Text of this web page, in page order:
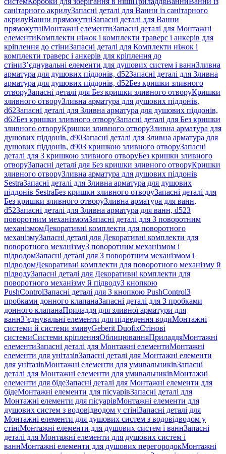
санітарного акрилуЗапасні деталі для Ванни із санітарного
акрилуВанни прямокутніЗапасні деталі для Ванни
прямокутніМонтажні елементиЗапасні деталі для Монтажні
елементиКомплекти ніжок і комплекти траверс і анкерів для
кріплення до стіниЗапасні деталі для Комплекти ніжок і
комплекти траверс і анкерів для кріплення до
стіниЗ’єднувальні елементи для душових систем і ваннЗливна
арматура для душових піддонів, d52Запасні деталі для Зливна
арматура для душових піддонів, d52Без кришки зливного
отворуЗапасні деталі для Без кришки зливного отворуКришки
зливного отворуЗливна арматура для душових піддонів,
d62Запасні деталі для Зливна арматура для душових піддонів,
d62Без кришки зливного отворуЗапасні деталі для Без кришки
зливного отворуКришки зливного отворуЗливна арматура для
душових піддонів, d90Запасні деталі для Зливна арматура для
душових піддонів, d90З кришкою зливного отворуЗапасні
деталі для З кришкою зливного отворуБез кришки зливного
отворуЗапасні деталі для Без кришки зливного отворуКришки
зливного отворуЗливна арматура для душових піддонів
SestraЗапасні деталі для Зливна арматура для душових
піддонів SestraБез кришки зливного отворуЗапасні деталі для
Без кришки зливного отворуЗливна арматура для ванн,
d52Запасні деталі для Зливна арматура для ванн, d52З
поворотним механізмомЗапасні деталі для З поворотним
механізмомДекоративні комплекти для поворотного
механізмуЗапасні деталі для Декоративні комплекти для
поворотного механізмуЗ поворотним механізмом і
підводомЗапасні деталі для З поворотним механізмом і
підводомДекоративні комплекти для поворотного механізму й
підводуЗапасні деталі для Декоративні комплекти для
поворотного механізму й підводуЗ кнопкою
PushControlЗапасні деталі для З кнопкою PushControlЗ
пробками донного клапанаЗапасні деталі для З пробками
донного клапанаПриладдя для зливної арматури для
ваннЗ’єднувальні елементи для підведення водиМонтажні
системи й системи змивуGeberit DuofixСтінові
системиСистеми кріпленняОблицюванняПриладдяМонтажні
елементиЗапасні деталі для Монтажні елементиМонтажні
елементи для унітазівЗапасні деталі для Монтажні елементи
для унітазівМонтажні елементи для умивальниківЗапасні
деталі для Монтажні елементи для умивальниківМонтажні
елементи для бідеЗапасні деталі для Монтажні елементи для
бідеМонтажні елементи для пісуарівЗапасні деталі для
Монтажні елементи для пісуарівМонтажні елементи для
душових систем з водовідводом у стініЗапасні деталі для
Монтажні елементи для душових систем з водовідводом у
стініМонтажні елементи для душових систем і ваннЗапасні
деталі для Монтажні елементи для душових систем і
ваннМонтажні елементи для душових перегородокМонтажні